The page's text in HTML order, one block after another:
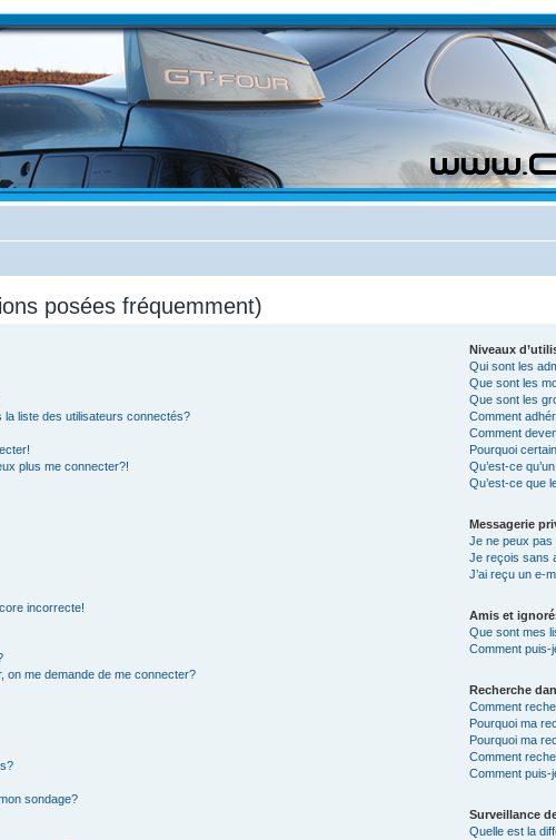
posées fréquemment)
la liste des utilisateurs connectés?
plus me connecter?!
incorrecte!
on me demande de me connecter?
sondage?
Niveaux
Qui sont les
Que sont les
Que sont les
Comment
Comment
Pourquoi
Qu’est-ce
Qu’est-ce que
Messagerie
Je ne peux
Je reçois sans
J’ai reçu un e-
Amis et
Que sont mes
Comment puis-
Recherche
Comment
Pourquoi ma
Pourquoi ma
Comment
Comment
Surveillance
Quelle est la